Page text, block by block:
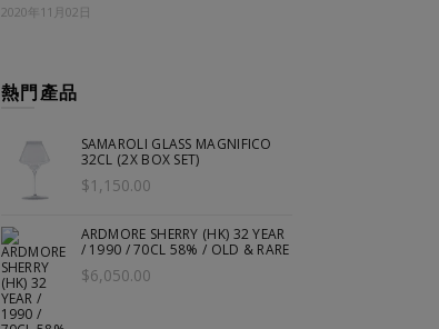
2020年11月02日
熱門產品
SAMAROLI GLASS MAGNIFICO
32CL (2X BOX SET)
$1,150.00
ARDMORE SHERRY (HK) 32 YEAR
/ 1990 / 70CL 58% / OLD & RARE
$6,050.00